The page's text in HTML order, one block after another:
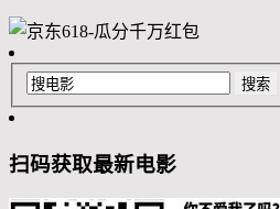
扫码获取最新电影